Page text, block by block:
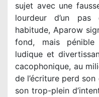
sujet avec une
lourdeur d’un pas
habitude, Aparow
fond, mais
ludique et
cacophonique, au
de l’écriture perd
son trop-plein